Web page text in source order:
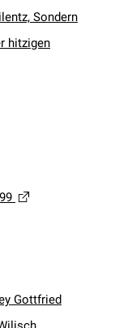
Sondern
hitzigen
Gottfried